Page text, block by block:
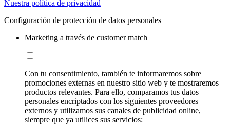
Nuestra política de privacidad
Configuración de protección de datos personales
Marketing a través de customer match
Con tu consentimiento, también te informaremos sobre
promociones externas en nuestro sitio web y te mostraremos
productos relevantes. Para ello, comparamos tus datos
personales encriptados con los siguientes proveedores
externos y utilizamos sus canales de publicidad online,
siempre que ya utilices sus servicios: